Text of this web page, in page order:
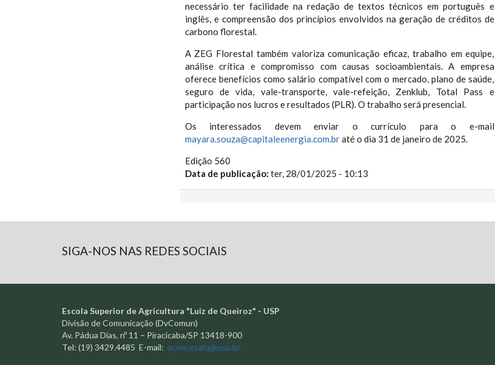
necessário ter facilidade na redação de textos técnicos em português e
inglês, e compreensão dos princípios envolvidos na geração de créditos de
carbono florestal.
A ZEG Florestal também valoriza comunicação eficaz, trabalho em equipe,
análise crítica e compromisso com causas socioambientais. A empresa
oferece benefícios como salário compatível com o mercado, plano de saúde,
seguro de vida, vale-transporte, vale-refeição, Zenklub, Total Pass e
participação nos lucros e resultados (PLR). O trabalho será presencial.
Os interessados devem enviar o currículo para o e-mail
mayara.souza@capitaleenergia.com.braté o dia 31 de janeiro de 2025.
Edição 560
Data de publicação: ter, 28/01/2025 - 10:13
SIGA-NOS NAS REDES SOCIAIS
Escola Superior de Agricultura "Luiz de Queiroz" - USP
Divisão de Comunicação (DvComun)
Av. Pádua Dias, nº 11 – Piracicaba/SP 13418-900
Tel: (19) 3429.4485 E-mail: acom.esalq@usp.br